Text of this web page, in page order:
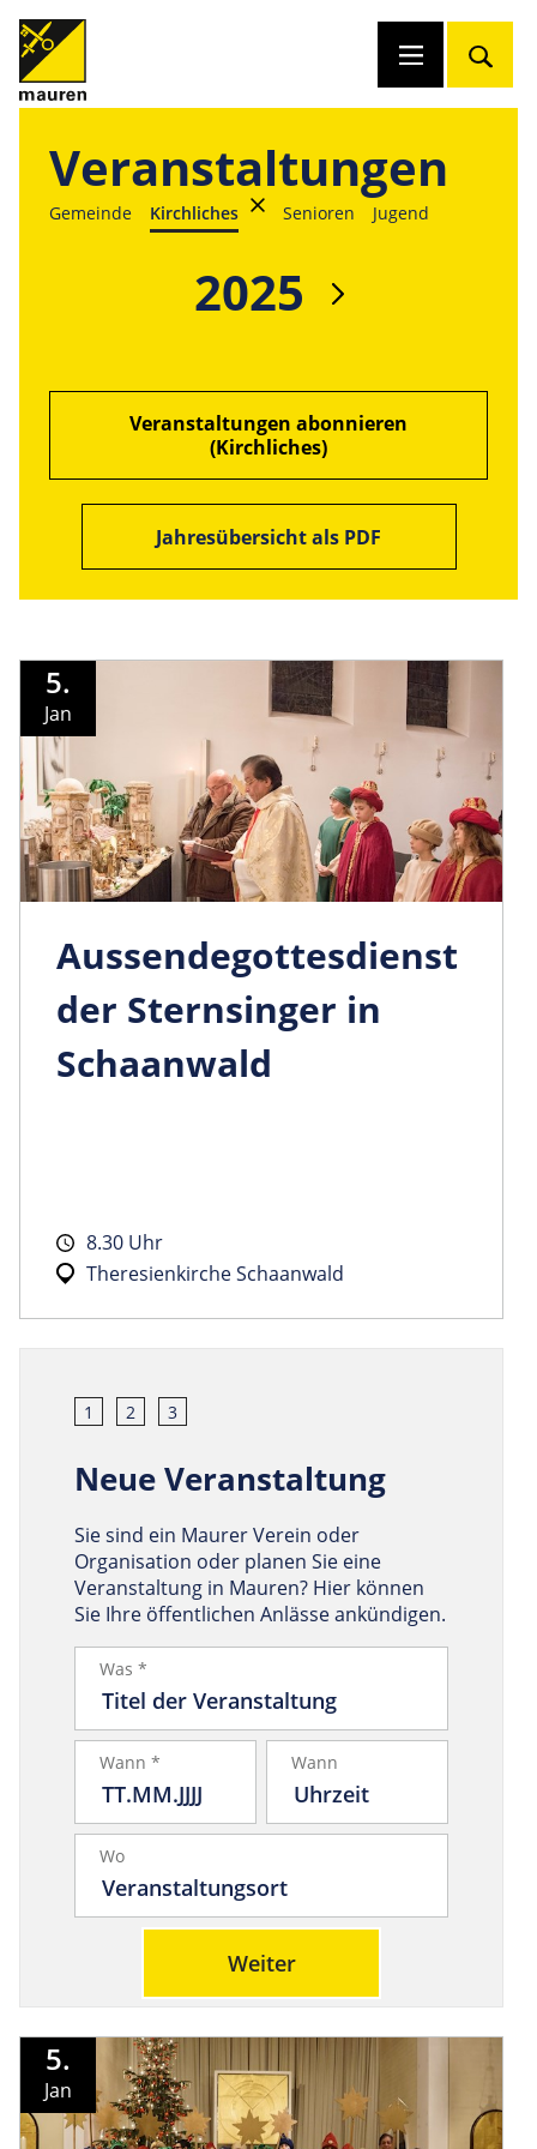
Veranstaltungen
Gemeinde Kirchliches Senioren Jugend
2025
Veranstaltungen abonnieren
(Kirchliches)
Jahresübersicht als PDF
5.
Jan
Aussendego­ttesdienst
der Sternsinger in
Schaanwald
8.30 Uhr
Theresienkirche Schaanwald
1 2 3
Neue Veranstaltung
Sie sind ein Maurer Verein oder
Organisation oder planen Sie eine
Veranstaltung in Mauren? Hier können
Sie Ihre öffentlichen Anlässe ankündigen.
Was *
Wann * Wann
Wo
Weiter
5.
Jan